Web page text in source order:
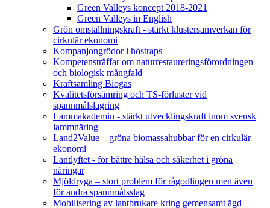
Green Valleys koncept 2018-2021
Green Valleys in English
Grön omställningskraft - stärkt klustersamverkan för
cirkulär ekonomi
Kompanjongrödor i höstraps
Kompetensträffar om naturrestaureringsförordningen
och biologisk mångfald
Kraftsamling Biogas
Kvalitetsförsämring och TS-förluster vid
spannmålslagring
Lammakademin - stärkt utvecklingskraft inom svensk
lammnäring
Land2Value – gröna biomassahubbar för en cirkulär
ekonomi
Lantlyftet - för bättre hälsa och säkerhet i gröna
näringar
Mjöldryga – stort problem för rågodlingen men även
för andra spannmålsslag
Mobilisering av lantbrukare kring gemensamt ägd